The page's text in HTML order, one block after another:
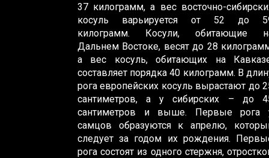
37 килограмм, а вес восточно-
косуль варьируется от 52 до
килограмм. Косули, обитающие
Дальнем Востоке, весят до 28
а вес косуль, обитающих на
составляет порядка 40 килограмм. В
рога европейских косуль вырастают до
сантиметров, а у сибирских – до
сантиметров и выше. Первые рога
самцов образуются к апрелю,
следует за годом их рождения.
рога состоят из одного стержня,